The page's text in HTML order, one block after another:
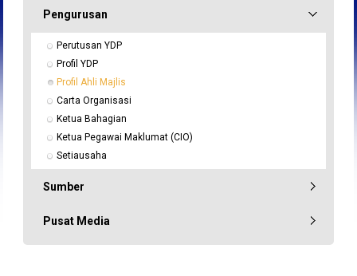
Pengurusan
Perutusan YDP
Profil YDP
Profil Ahli Majlis
Carta Organisasi
Ketua Bahagian
Ketua Pegawai Maklumat (CIO)
Setiausaha
Sumber
Pusat Media